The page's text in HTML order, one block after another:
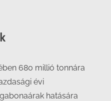
680 millió tonnára
évi
hatására